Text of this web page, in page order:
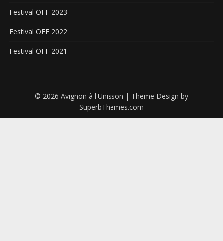
Festival OFF 2023
Festival OFF 2022
Festival OFF 2021
© 2026 Avignon à l'Unisson | Theme Design by
SuperbThemes.com